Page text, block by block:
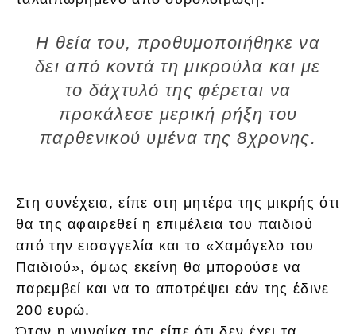
Η θεία του, προθυμοποιήθηκε να
δει από κοντά τη μικρούλα και με
το δάχτυλό της φέρεται να
προκάλεσε μερική ρήξη του
παρθενικού υμένα της 8χρονης.
Στη συνέχεια, είπε στη μητέρα της μικρής ότι
θα της αφαιρεθεί η επιμέλεια του παιδιού
από την εισαγγελία και το «Χαμόγελο του
Παιδιού», όμως εκείνη θα μπορούσε να
παρεμβεί και να το αποτρέψει εάν της έδινε
200 ευρώ.